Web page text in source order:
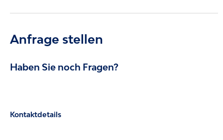
Anfrage stellen
Haben Sie noch Fragen?
Kontaktdetails